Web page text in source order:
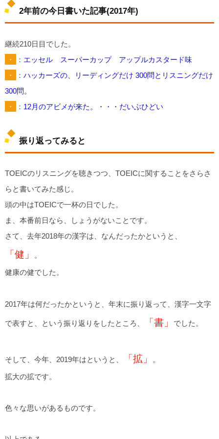
2年前の今日書いた記事(2017年)
継続210日目でした。
・
： エッセル スーパーカップ アップルカスタード味
・
： ハッカーズの、リーディングだけ 300問とリスニングだけ
300問。
・
： 12月のアビメが来た。・・・だいぶひどい
振り返ってみると
TOEICのリスニングを聴きつつ、TOEICに関することをさらさ
らと書いてみた感じ。
頭の中はTOEICで一杯の日でした。
ま、本番前日なら、しょうがないことです。
さて、去年2018年の漢字は、なんだったかというと、
「健」 。
健康の健でした。
2017年は何だったかというと、年末に振り返って、漢字一文字
で表すと、という振り返りをしたところ、 「書」 でした。
そして、今年、2019年はというと、 「拡」 。
拡大の拡です。
色々な思いがあるものです。